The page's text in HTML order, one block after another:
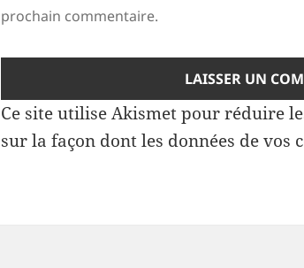
prochain commentaire.
Ce site utilise Akismet pour réduire
sur la façon dont les données de vos